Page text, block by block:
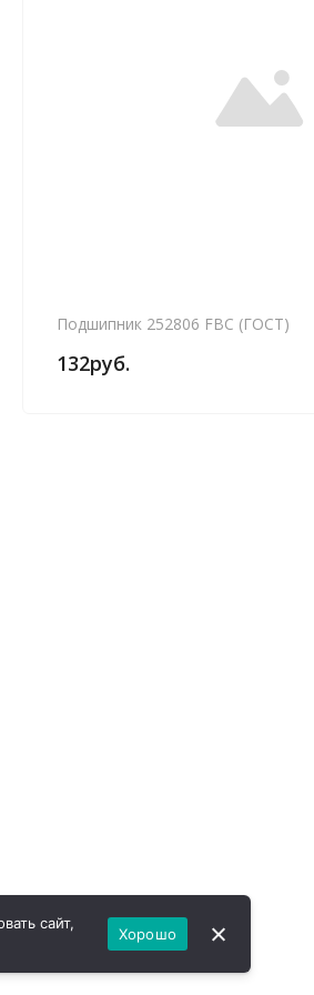
Подшипник 252806 FBC (ГОСТ)
132руб.
сайт,
Хорошо